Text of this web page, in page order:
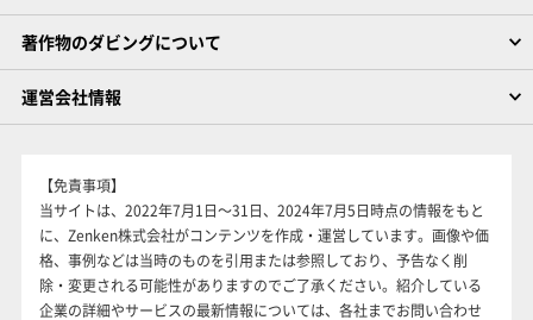
著作物のダビングについて
運営会社情報
【免責事項】
当サイトは、2022年7月1日～31日、2024年7月5日時点の情報をもと
に、Zenken株式会社がコンテンツを作成・運営しています。画像や価
格、事例などは当時のものを引用または参照しており、予告なく削
除・変更される可能性がありますのでご了承ください。紹介している
企業の詳細やサービスの最新情報については、各社までお問い合わせ